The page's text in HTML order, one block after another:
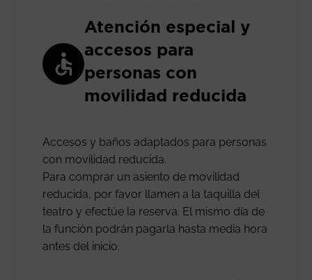
Atención especial y
accesos para
personas con
movilidad reducida
Accesos y baños adaptados para personas
con movilidad reducida.
Para comprar un asiento de movilidad
reducida, por favor llamen a la taquilla del
teatro y efectúe la reserva. El mismo día de
la función podrán pagarla hasta media hora
antes del inicio.